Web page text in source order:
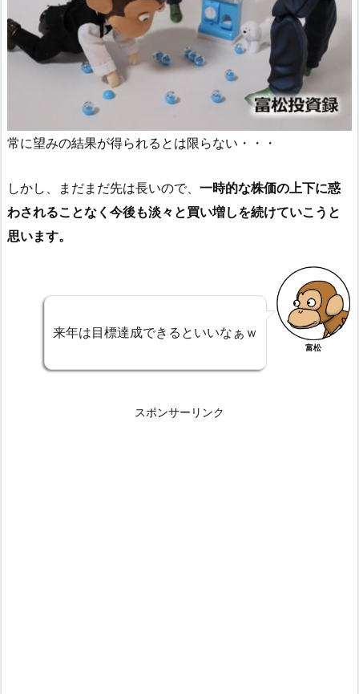
常に望みの結果が得られるとは限らない・・・
しかし、まだまだ先は長いので、 一時的な株価の上下に惑
わされることなく今後も淡々と買い増しを続けていこうと
思います。
来年は目標達成できるといいなぁｗ
富松
スポンサーリンク